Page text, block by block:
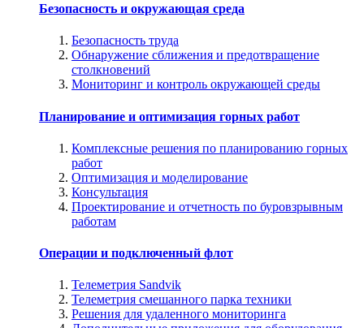
Безопасность и окружающая среда
Безопасность труда
Обнаружение сближения и предотвращение
столкновений
Мониторинг и контроль окружающей среды
Планирование и оптимизация горных работ
Комплексные решения по планированию горных
работ
Оптимизация и моделирование
Консультация
Проектирование и отчетность по буровзрывным
работам
Операции и подключенный флот
Телеметрия Sandvik
Телеметрия смешанного парка техники
Решения для удаленного мониторинга